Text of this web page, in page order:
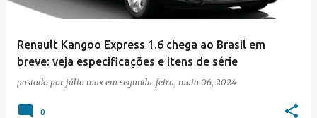
Renault Kangoo Express 1.6 chega ao Brasil em
breve: veja especificações e itens de série
postado por júlio max em segunda-feira, maio 06, 2024
0